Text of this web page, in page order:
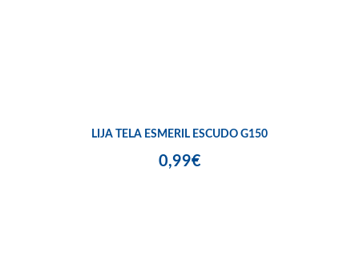
LIJA TELA ESMERIL ESCUDO G150
0,99€